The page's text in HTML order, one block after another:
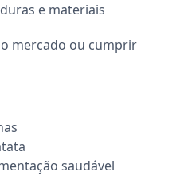
e materiais
mercado ou cumprir
saudável